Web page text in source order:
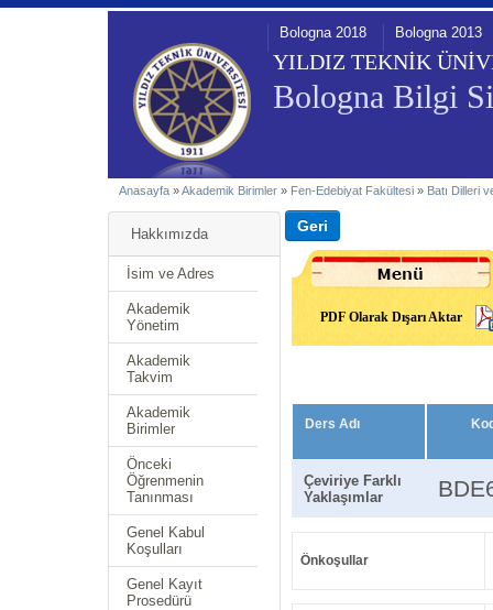
YILDIZ TEKNİK
Bologna Bilgi
Bologna 2018 Bologna 2013
Anasayfa »Akademik Birimler » Fen-Edebiyat Fakültesi » Batı Dilleri
Hakkımızda
İsim ve Adres
Akademik
Yönetim
Akademik
Takvim
Akademik
Birimler
Önceki
Öğrenmenin
Tanınması
Genel Kabul
Koşulları
Genel Kayıt
Prosedürü
PDF Olarak Dışarı Aktar
Ders Adı
Çeviriye Farklı
Yaklaşımlar
Önkoşullar